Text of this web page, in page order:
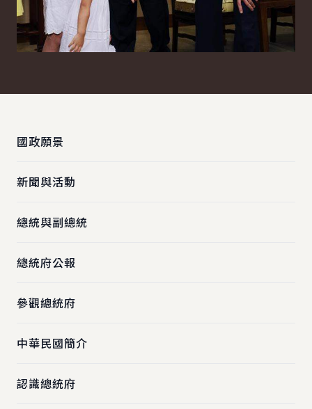
國政願景
新聞與活動
總統與副總統
總統府公報
參觀總統府
中華民國簡介
認識總統府